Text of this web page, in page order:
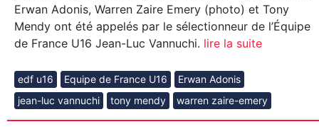
Erwan Adonis, Warren Zaire Emery (photo) et Tony
Mendy ont été appelés par le sélectionneur de l’Équipe
de France U16 Jean-Luc Vannuchi. lire la suite
edf u16 Equipe de France U16
Erwan Adonis
jean-luc vannuchi
tony mendy warren zaire-emery